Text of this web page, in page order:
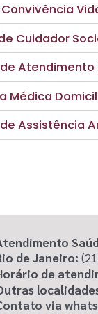
Cuidador
Médica
Assistência
de Janeiro:
de
via